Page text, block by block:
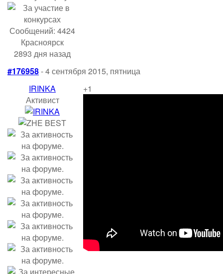
Сообщений: 4424
Красноярск
2893 дня назад
#176958- 4 сентября 2015, пятница
IRINKA
Активист
+1